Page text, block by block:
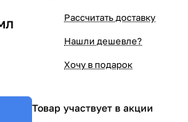
Рассчитать доставку
Нашли дешевле?
Хочу в подарок
Товар участвует в акции